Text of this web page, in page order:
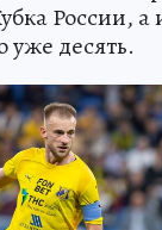
России, а
уже десять.